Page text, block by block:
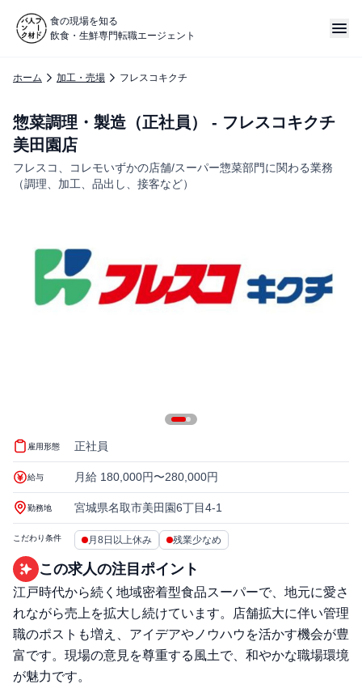
食の現場を知る
飲食・生鮮専門転職エージェント
ホーム 加工・売場 フレスコキクチ
惣菜調理・製造（正社員） - フレスコキクチ
美田園店
フレスコ、コレモいずかの店舗/スーパー惣菜部門に関わる業務
（調理、加工、品出し、接客など）
雇用形態 正社員
給与 月給 180,000円〜280,000円
勤務地 宮城県名取市美田園6丁目4-1
こだわり条件 月8日以上休み 残業少なめ
この求人の注目ポイント
江戸時代から続く地域密着型食品スーパーで、地元に愛さ
れながら売上を拡大し続けています。店舗拡大に伴い管理
職のポストも増え、アイデアやノウハウを活かす機会が豊
富です。現場の意見を尊重する風土で、和やかな職場環境
が魅力です。